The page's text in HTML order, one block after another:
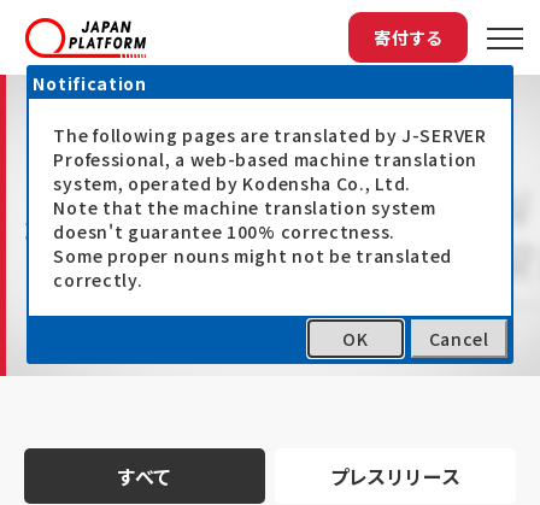
寄付する
最新情報
すべて プレスリリース
Notification
The following pages are translated by J-SERVER
Professional, a web-based machine translation
system, operated by Kodensha Co., Ltd.
Note that the machine translation system
doesn't guarantee 100% correctness.
Some proper nouns might not be translated
correctly.
OK Cancel